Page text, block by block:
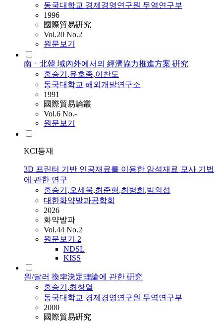
동국대학교 경제경영연구원 무역연구부
1996
國際貿易硏究
Vol.20 No.2
원문보기
南ㆍ北韓 域內外에서의 經濟協力推進方案 硏究
홍승기 ,유호종,이찬도
동국대학교 해외개발연구소
1991
國際貿易論叢
Vol.6 No.-
원문보기
KCI등재
3D 프린터 기반 인공재료를 이용한 암석재료 모사 기법
에 관한 연구
홍승기 ,오세욱,최준형,최병희 ,박의섭
대한화약발파공학회
2026
화약발파
Vol.44 No.2
원문보기 2
NDSL
KISS
원/달러 換率決定理論에 관한 硏究
홍승기 ,최창열
동국대학교 경제경영연구원 무역연구부
2000
國際貿易硏究